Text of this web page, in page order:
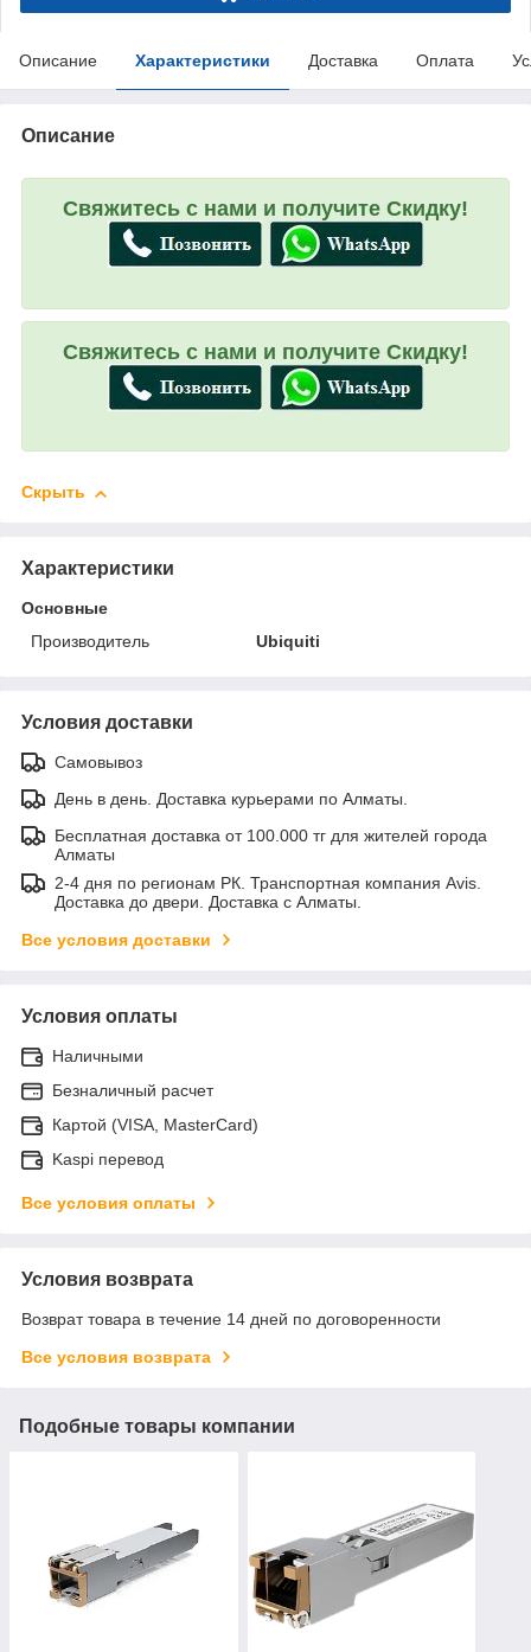
Описание Характеристики Доставка Оплата
Описание
Свяжитесь с нами и получите Скидку!
Свяжитесь с нами и получите Скидку!
Скрыть
Характеристики
Основные
Производитель
Ubiquiti
Условия доставки
Самовывоз
День в день. Доставка курьерами по Алматы.
Бесплатная доставка от 100.000 тг для жителей города
Алматы
2-4 дня по регионам РК. Транспортная компания Avis.
Доставка до двери. Доставка с Алматы.
Все условия доставки
Условия оплаты
Наличными
Безналичный расчет
Картой (VISA, MasterCard)
Kaspi перевод
Все условия оплаты
Условия возврата
Возврат товара в течение 14 дней по договоренности
Все условия возврата
Подобные товары компании